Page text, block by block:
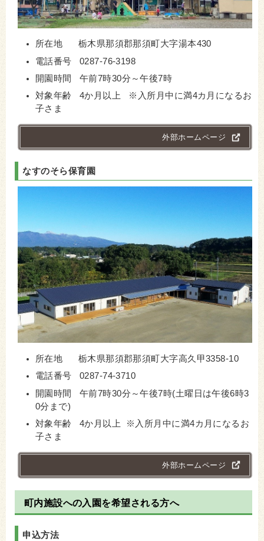
所在地 栃木県那須郡那須町大字湯本430
電話番号 0287-76-3198
開園時間 午前7時30分～午後7時
対象年齢 4か月以上 ※入所月中に満4カ月になるお
子さま
外部ホームページ
なすのそら保育園
所在地 栃木県那須郡那須町大字高久甲3358-10
電話番号 0287-74-3710
開園時間 午前7時30分～午後7時(土曜日は午後6時3
0分まで)
対象年齢 4か月以上 ※入所月中に満4カ月になるお
子さま
外部ホームページ
町内施設への入園を希望される方へ
申込方法